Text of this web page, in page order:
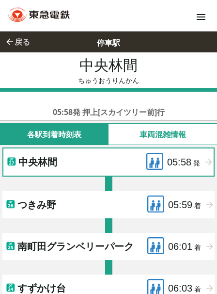
戻る 停車駅
中央林間
ちゅうおうりんかん
05:58発 押上[スカイツリー前]行
各駅到着時刻表 車両混雑情報
中央林間 05:58 発
つきみ野 05:59 着
南町田グランベリーパーク 06:01 着
すずかけ台 06:03 着